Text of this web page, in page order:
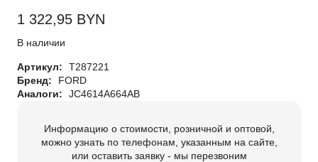
1 322,95 BYN
В наличии
Артикул:
T287221
Бренд:
FORD
Аналоги:
JC4614A664AB
Информацию о стоимости, розничной и оптовой,
можно узнать по телефонам, указанным на сайте,
или оставить заявку - мы перезвоним